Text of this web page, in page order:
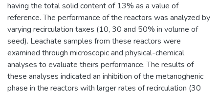
having the total solid content of 13% as a value of
reference. The performance of the reactors was analyzed by
varying recirculation taxes (10, 30 and 50% in volume of
seed). Leachate samples from these reactors were
examined through microscopic and physical-chemical
analyses to evaluate theirs performance. The results of
these analyses indicated an inhibition of the metanoghenic
phase in the reactors with larger rates of recirculation (30